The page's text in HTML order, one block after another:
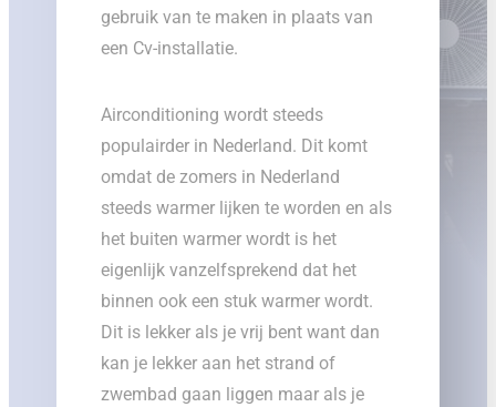
gebruik van te maken in plaats van
een Cv-installatie.
Airconditioning wordt steeds
populairder in Nederland. Dit komt
omdat de zomers in Nederland
steeds warmer lijken te worden en als
het buiten warmer wordt is het
eigenlijk vanzelfsprekend dat het
binnen ook een stuk warmer wordt.
Dit is lekker als je vrij bent want dan
kan je lekker aan het strand of
zwembad gaan liggen maar als je